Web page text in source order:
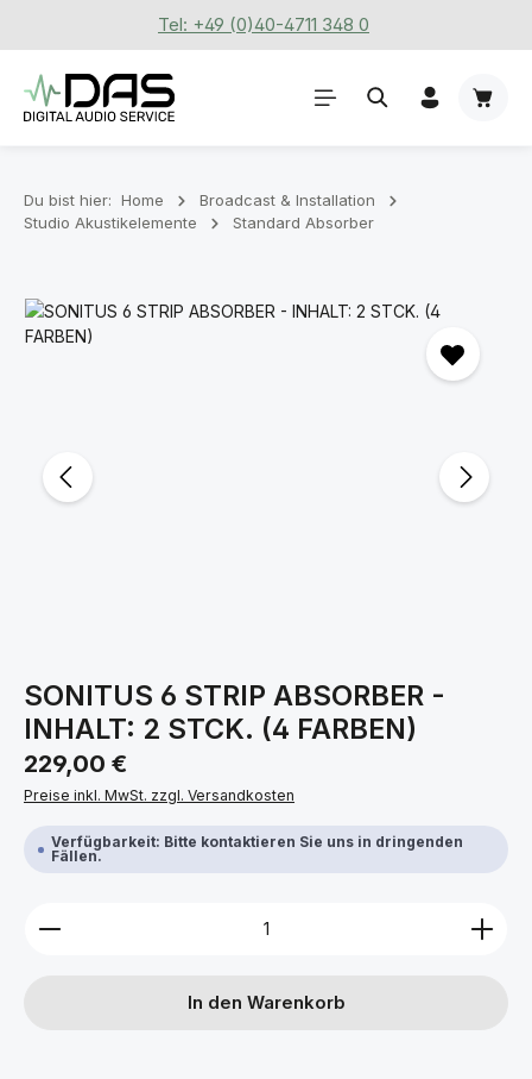
Zum Hauptinhalt springenTel: +49 (0)40-4711 348 0
Du bist hier: Home
Broadcast & Installation
Studio Akustikelemente
Standard Absorber
Bildergalerie überspringen
SONITUS 6 STRIP ABSORBER -
INHALT: 2 STCK. (4 FARBEN)
Regulärer Preis:
229,00 €
Preise inkl. MwSt. zzgl. Versandkosten
Verfügbarkeit: Bitte kontaktieren Sie uns in dringenden
Fällen.
Produkt Anzahl: Gib den gewünschten Wert ein
In den Warenkorb